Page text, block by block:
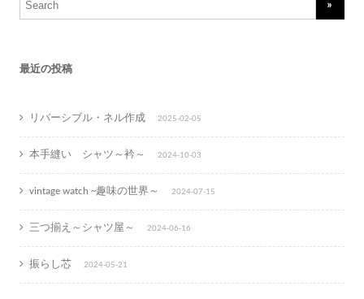
for:
最近の投稿
リバーシブル・ネル作成 2025-02-05
本手縫い シャツ～衿～ 2024-10-03
vintage watch ~趣味の世界～ 2024-07-15
三つ揃え～シャツ屋～ 2024-06-16
振らし芯 2024-05-21